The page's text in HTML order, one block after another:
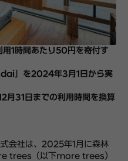
1時間あたり50円を寄付す
」を2024年3月1日から実
月31日までの利用時間を換算
社は、2025年1月に森林
trees（以下more trees）